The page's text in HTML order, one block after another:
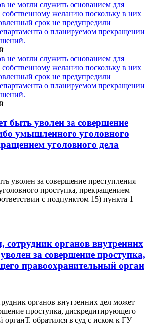
не могли служить основанием для
собственному желанию поскольку в них
срок не предупредили
о планируемом прекращении
не могли служить основанием для
собственному желанию поскольку в них
срок не предупредили
о планируемом прекращении
быть уволен за совершение
умышленного уголовного
уголовного дела
уволен за совершение преступления
проступка, прекращением
с подпунктом 15) пункта 1
сотрудник органов внутренних
за совершение проступка,
правоохранительный орган
органов внутренних дел может
проступка, дискредитирующего
органТ. обратился в суд с иском к ГУ